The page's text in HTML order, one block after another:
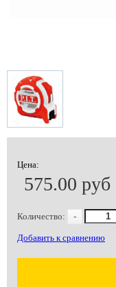
Цена:
575.00 руб
Количество: -
Добавить к сравнению